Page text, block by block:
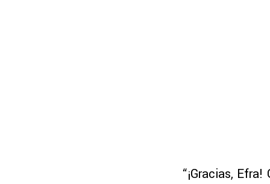
“¡Gracias,